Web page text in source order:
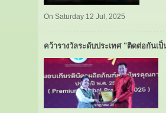
On Saturday 12 Jul, 2025
คว้ารางวัลระดับประเทศ "ติดต่อกันเ